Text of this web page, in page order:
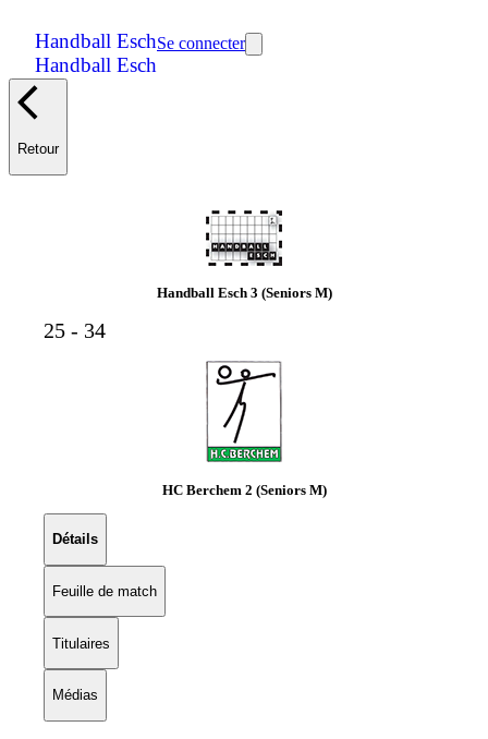
Handball Esch
Handball Esch
Se connecter
Retour
Handball Esch 3 (Seniors M)
25 - 34
HC Berchem 2 (Seniors M)
Détails
Feuille de match
Titulaires
Médias